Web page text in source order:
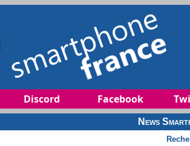
Discord Facebook
News